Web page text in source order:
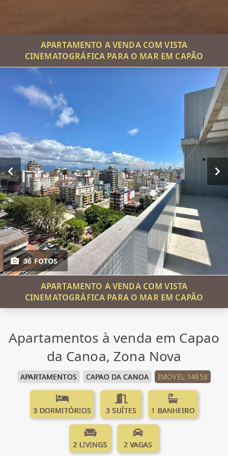
APARTAMENTO A VENDA COM VISTA
CINEMATOGRÁFICA PARA O MAR EM CAPÃO
36 FOTOS
APARTAMENTO A VENDA COM VISTA
CINEMATOGRÁFICA PARA O MAR EM CAPÃO
Apartamentos à venda em Capao
da Canoa, Zona Nova
APARTAMENTOS CAPAO DA CANOA IMÓVEL 14858
3 DORMITÓRIOS 3 SUÍTES 1 BANHEIRO
2 LIVINGS 2 VAGAS